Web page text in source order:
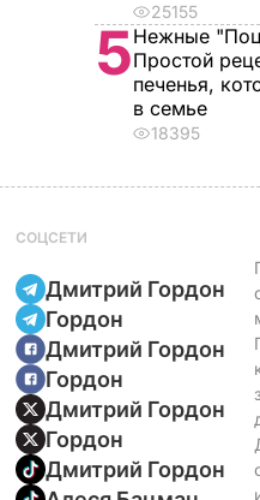
25155
5Нежные
Простой
печенья,
в семье
18395
СОЦСЕТИ
Дмитрий Гордон
Гордон
Дмитрий Гордон
Гордон
Дмитрий Гордон
Гордон
Дмитрий Гордон